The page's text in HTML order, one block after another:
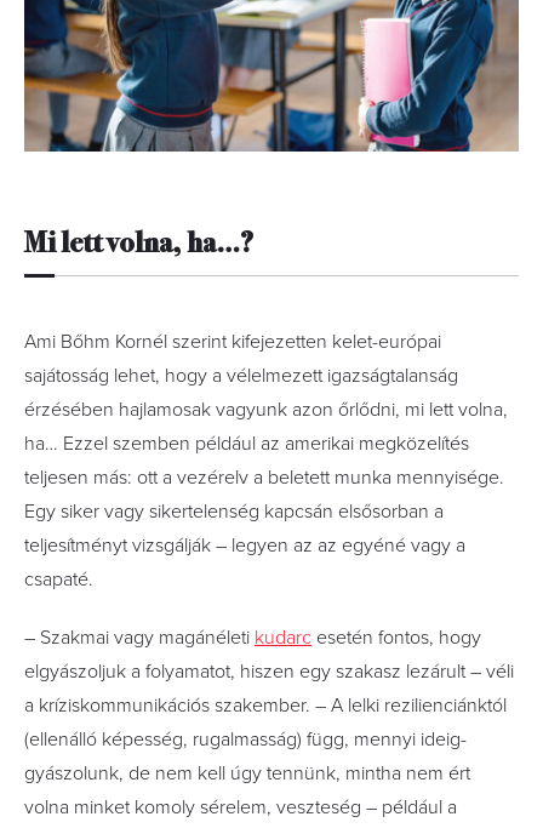
Mi lettvolna, ha…?
Ami Bőhm Kornél szerint kifejezetten kelet-európai
sajátosság lehet, hogy a vélelmezett igaz­ságtalanság
érzésében hajlamosak vagyunk azon őrlődni, mi lett volna,
ha… Ezzel szemben például az amerikai megközelítés
teljesen más: ott a vezérelv a beletett munka mennyisége.
Egy siker vagy sikertelenség kapcsán elsősorban a
teljesítményt vizsgálják – legyen az az egyéné vagy a
csapaté.
– Szakmai vagy magánéleti kudarc esetén fontos, hogy
elgyászoljuk a folyamatot, hiszen egy szakasz lezárult – véli
a kríziskommunikációs szakember. – A lelki rezilienciánktól
(ellenálló képesség, rugalmasság) függ, mennyi ideig­
gyászolunk, de nem kell úgy tennünk, mintha nem ért
volna minket komoly sérelem, veszteség – például a